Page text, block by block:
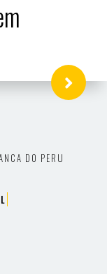
DO PERU